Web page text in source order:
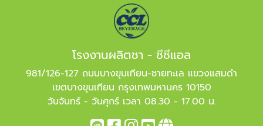
โรงงานผลิตชา - ซีซีแอล
981/126-127 ถนนบางขุนเทียน-ชายทะเล แขวงแสมดำ
เขตบางขุนเทียน กรุงเทพมหานคร 10150
วันจันทร์ - วันศุกร์ เวลา 08.30 - 17.00 น.